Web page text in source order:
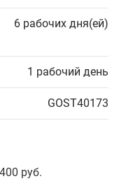
6 рабочих дня(ей)
1 рабочий день
GOST40173
руб.